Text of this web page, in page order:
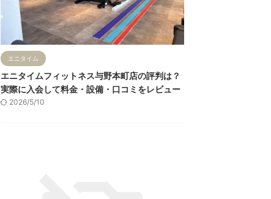
エニタイム
エニタイムフィットネス与野本町店の評判は？
実際に入会して料金・設備・口コミをレビュー
2026/5/10